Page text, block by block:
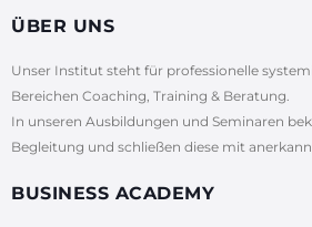
ÜBER UNS
Unser Institut steht für professionelle
Bereichen Coaching, Training & Beratung.
In unseren Ausbildungen und Seminaren
Begleitung und schließen diese mit
BUSINESS ACADEMY